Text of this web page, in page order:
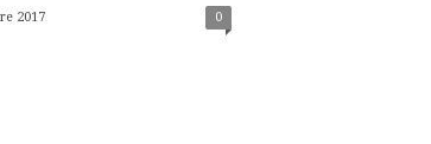
2017 0